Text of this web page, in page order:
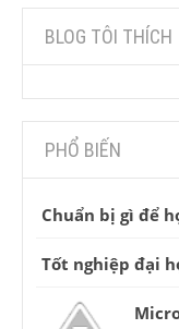
BLOG TÔI THÍCH
PHỔ BIẾN
Chuẩn bị gì để
Tốt nghiệp đại